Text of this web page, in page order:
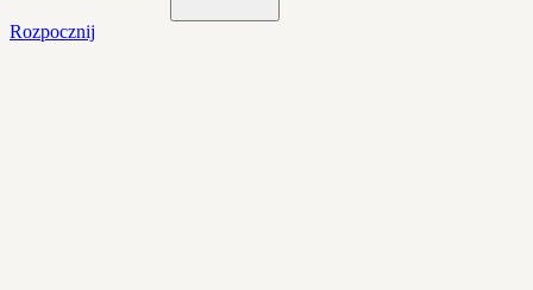
Rozpocznij